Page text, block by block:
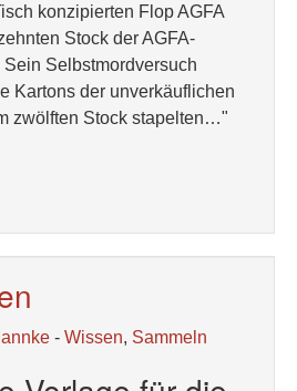
konzipierten Flop AGFA
Stock der AGFA-
Selbstmordversuch
Kartons der unverkäuflichen
zwölften Stock stapelten…"
- Wissen, Sammeln